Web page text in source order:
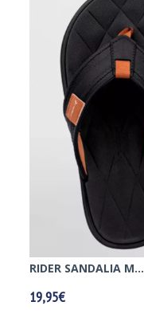
RIDER SANDALIA M...
19,95€